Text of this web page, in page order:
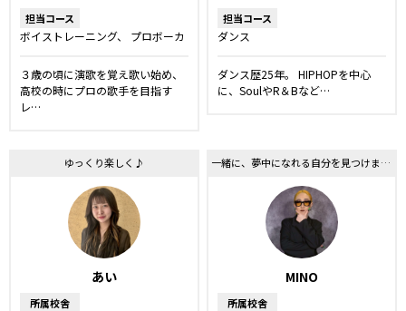
担当コース
ボイストレーニング
プロボーカ
洋楽・発音矯正レッスン
K-POP
レッスン
キッズ・ジュニアコー
ス
３歳の頃に演歌を覚え歌い始め、
高校の時にプロの歌手を目指す
レ…
担当コース
ダンス
ダンス歴25年。 HIPHOPを中心
に、SoulやR＆Bなど…
ゆっくり楽しく♪
あい
所属校舎
一緒に、夢中になれる自分を見つけましょう！
MINO
所属校舎